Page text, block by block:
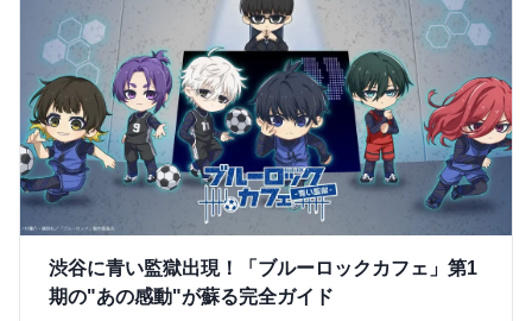
渋谷に青い監獄出現！「ブルーロックカフェ」第1
期の"あの感動"が蘇る完全ガイド